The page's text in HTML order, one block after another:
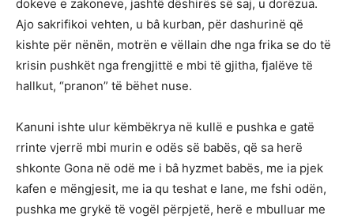
dokeve e zakoneve, jashtë dëshirës së saj, u dorëzua.
Ajo sakrifikoi vehten, u bâ kurban, për dashurinë që
kishte për nënën, motrën e vëllain dhe nga frika se do të
krisin pushkët nga frengjittë e mbi të gjitha, fjalëve të
hallkut, “pranon” të bëhet nuse.
Kanuni ishte ulur këmbëkrya në kullë e pushka e gatë
rrinte vjerrë mbi murin e odës së babës, që sa herë
shkonte Gona në odë me i bâ hyzmet babës, me ia pjek
kafen e mëngjesit, me ia qu teshat e lane, me fshi odën,
pushka me grykë të vogël përpjetë, herë e mbulluar me